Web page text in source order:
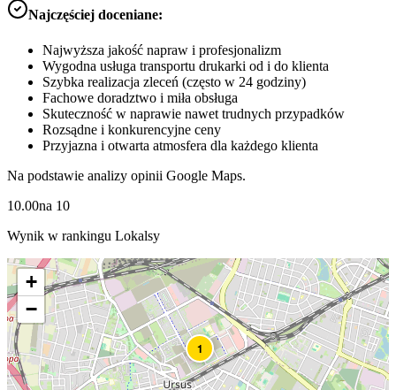
Najczęściej doceniane:
Najwyższa jakość napraw i profesjonalizm
Wygodna usługa transportu drukarki od i do klienta
Szybka realizacja zleceń (często w 24 godziny)
Fachowe doradztwo i miła obsługa
Skuteczność w naprawie nawet trudnych przypadków
Rozsądne i konkurencyjne ceny
Przyjazna i otwarta atmosfera dla każdego klienta
Na podstawie analizy opinii Google Maps.
10.00na 10
Wynik w rankingu Lokalsy
1
+
−